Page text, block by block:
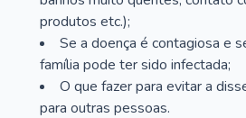
produtos etc.);
Se a doença é contagiosa e
família pode ter sido infectada;
O que fazer para evitar a
para outras pessoas.